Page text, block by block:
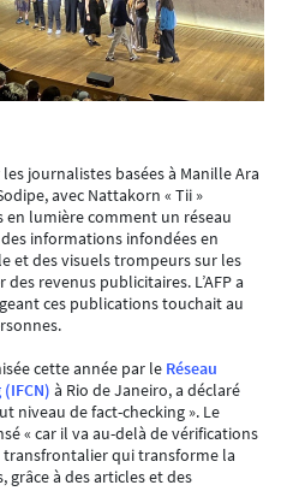
journalistes basées à Manille Ara
avec Nattakorn « Tii »
en lumière comment un réseau
informations infondées en
et des visuels trompeurs sur les
revenus publicitaires. L’AFP a
ces publications touchait au
cette année par le Réseau
à Rio de Janeiro, a déclaré
niveau de fact-checking ». Le
« car il va au-delà de vérifications
qui transforme la
grâce à des articles et des